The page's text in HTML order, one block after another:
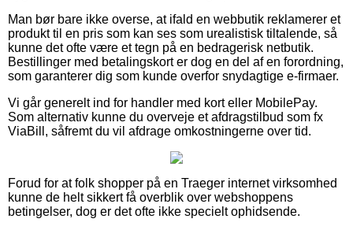
Man bør bare ikke overse, at ifald en webbutik reklamerer et
produkt til en pris som kan ses som urealistisk tiltalende, så
kunne det ofte være et tegn på en bedragerisk netbutik.
Bestillinger med betalingskort er dog en del af en forordning,
som garanterer dig som kunde overfor snydagtige e-firmaer.
Vi går generelt ind for handler med kort eller MobilePay.
Som alternativ kunne du overveje et afdragstilbud som fx
ViaBill, såfremt du vil afdrage omkostningerne over tid.
Forud for at folk shopper på en Traeger internet virksomhed
kunne de helt sikkert få overblik over webshoppens
betingelser, dog er det ofte ikke specielt ophidsende.